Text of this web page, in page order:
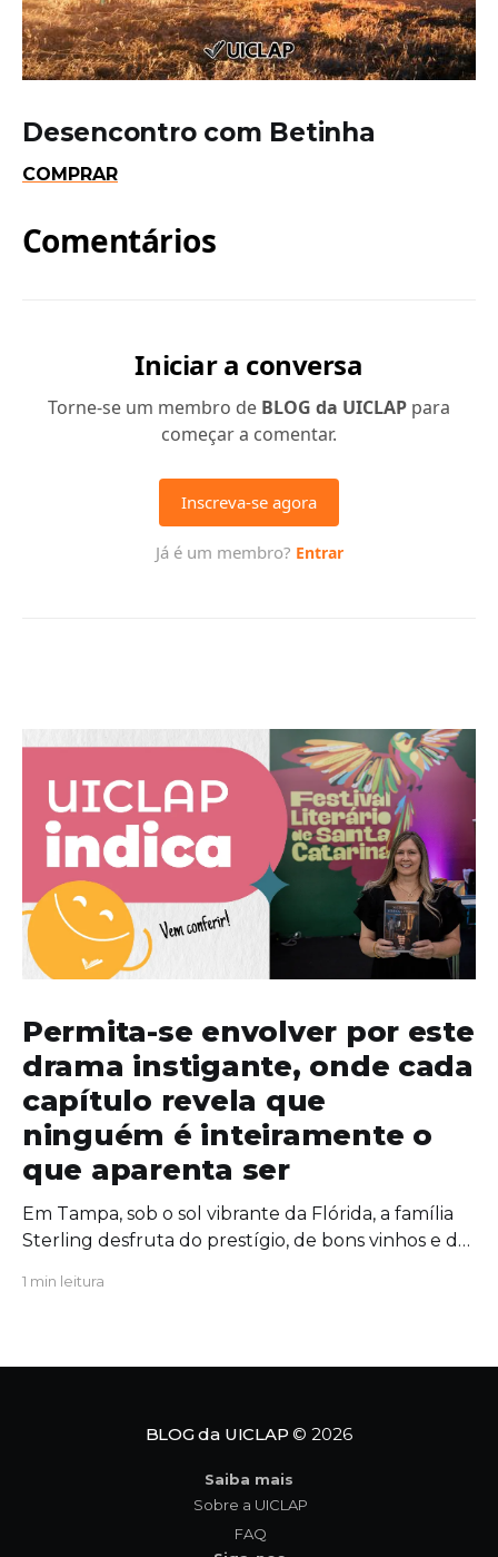
Desencontro com Betinha
COMPRAR
Permita-se envolver por este
drama instigante, onde cada
capítulo revela que
ninguém é inteiramente o
que aparenta ser
Em Tampa, sob o sol vibrante da Flórida, a família
Sterling desfruta do prestígio, de bons vinhos e de
trás das portas fechadas da mansão, segredos
ressurge com um
1 min leitura
BLOG da UICLAP © 2026
Saiba mais
Sobre a UICLAP
FAQ